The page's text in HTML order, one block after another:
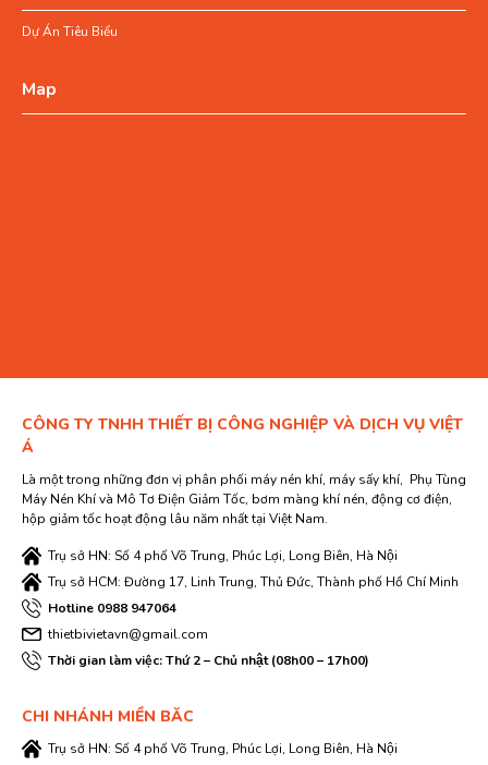
Dự Án Tiêu Biểu
Map
CÔNG TY TNHH THIẾT BỊ CÔNG NGHIỆP VÀ DỊCH VỤ VIỆT
Á
Là một trong những đơn vị phân phối máy nén khí, máy sấy khí, Phụ Tùng
Máy Nén Khí và Mô Tơ Điện Giảm Tốc, bơm màng khí nén, động cơ điện,
hộp giảm tốc hoạt động lâu năm nhất tại Việt Nam.
Trụ sở HN: Số 4 phố Võ Trung, Phúc Lợi, Long Biên, Hà Nội
Trụ sở HCM: Đường 17, Linh Trung, Thủ Đức, Thành phố Hồ Chí Minh
Hotline 0988 947064
thietbivietavn@gmail.com
Thời gian làm việc: Thứ 2 – Chủ nhật (08h00 – 17h00)
CHI NHÁNH MIỀN BĂC
Trụ sở HN: Số 4 phố Võ Trung, Phúc Lợi, Long Biên, Hà Nội